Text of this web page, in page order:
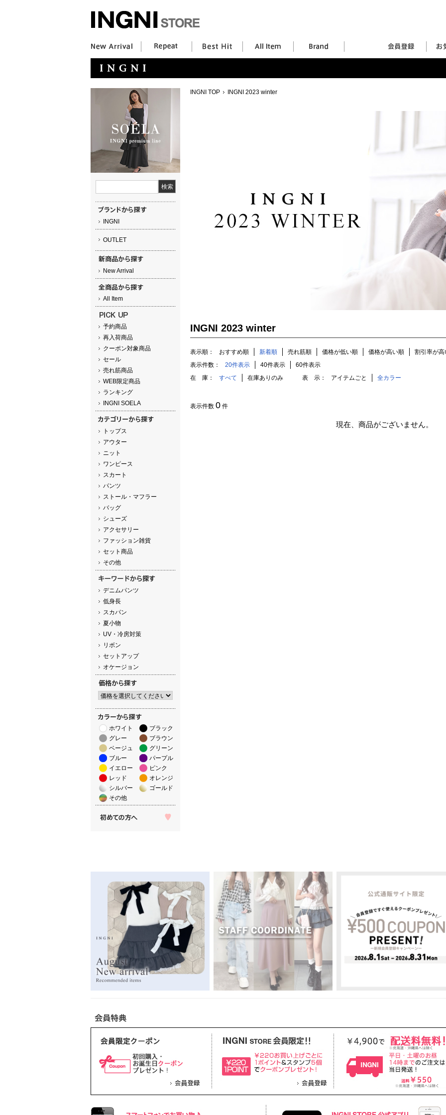
INGNI
OUTLET
New Arrival
All Item
予約商品
再入荷商品
クーポン対象商品
セール
売れ筋商品
WEB限定商品
ランキング
INGNI SOELA
トップス
アウター
ニット
ワンピース
スカート
パンツ
ストール・マフラー
バッグ
シューズ
アクセサリー
ファッション雑貨
セット商品
その他
デニムパンツ
低身長
スカパン
夏小物
UV・冷房対策
リボン
セットアップ
オケージョン
ホワイト
ブラック
グレー
ブラウン
ベージュ
グリーン
ブルー
パープル
イエロー
ピンク
レッド
オレンジ
シルバー
ゴールド
その他
INGNI TOP INGNI 2023 winter
INGNI 2023 winter
表示順： おすすめ順 新着順 売れ筋順 価格が低い順 価格が高い順
割引率が高
表示件数：
20件表示 40件表示
60件表示
在 庫：
すべて 在庫ありのみ 表 示： アイテムごと 全カラー
表示件数 0 件
現在、商品がございません。